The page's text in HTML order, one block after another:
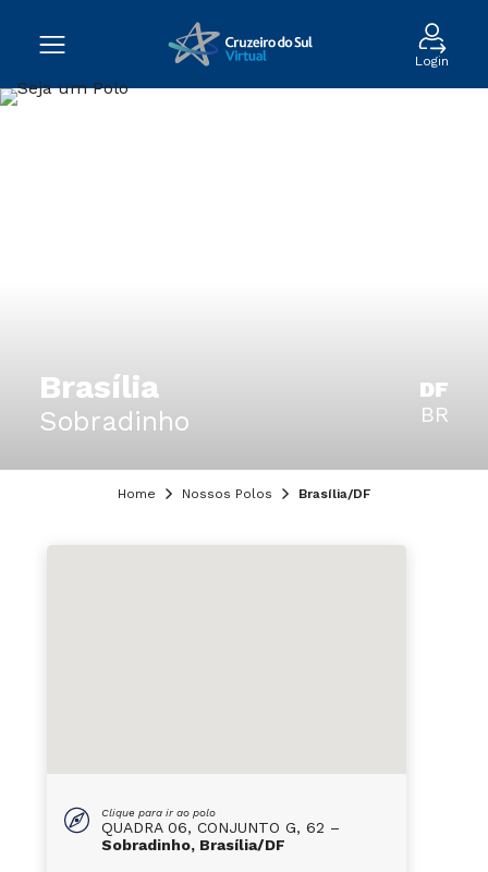
Login
Brasília
Sobradinho
DF
BR
Home Nossos Polos Brasília/DF
Clique para ir ao polo
QUADRA 06, CONJUNTO G, 62 –
Sobradinho, Brasília/DF